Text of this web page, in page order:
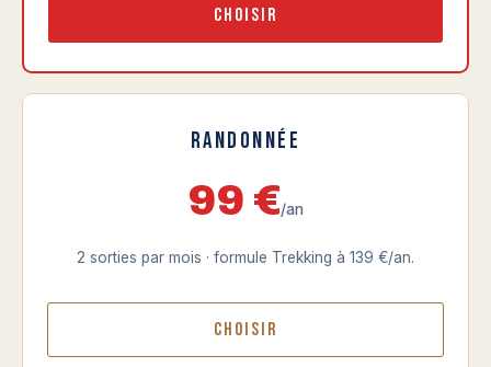
Choisir
Randonnée
99 €/an
2 sorties par mois · formule Trekking à 139 €/an.
Choisir